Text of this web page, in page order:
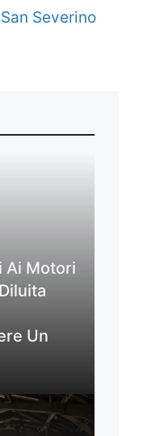
San Severino
Ai Motori
Un